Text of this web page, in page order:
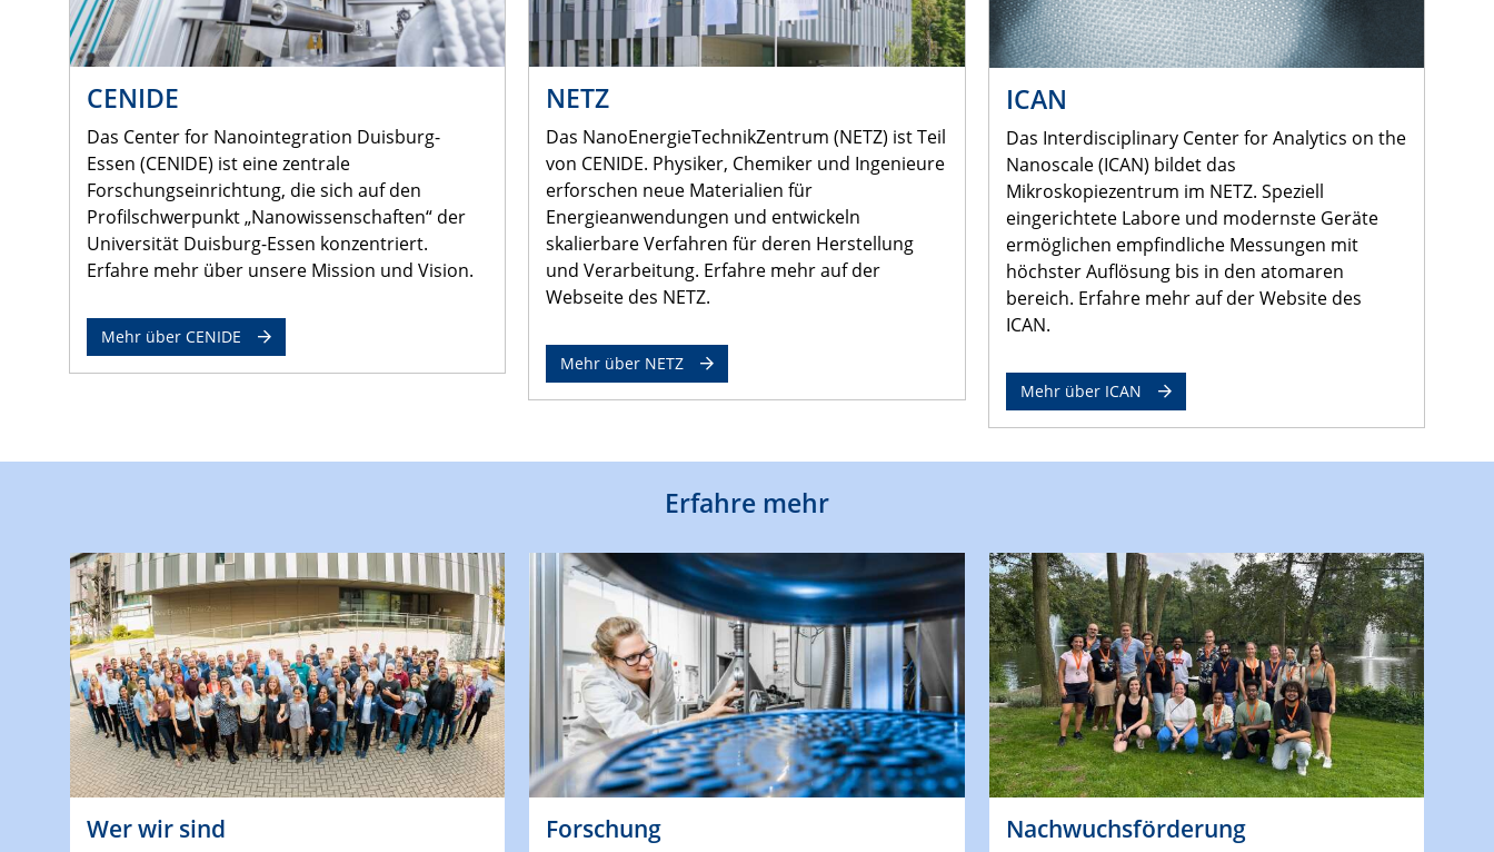
CENIDE
Das Center for Nanointegration Duisburg-
Essen (CENIDE) ist eine zentrale
Forschungseinrichtung, die sich auf den
Profilschwerpunkt „Nanowissenschaften“ der
Universität Duisburg-Essen konzentriert.
Erfahre mehr über unsere Mission und Vision.
Mehr über CENIDE
NETZ
Das NanoEnergieTechnikZentrum (NETZ) ist Teil
von CENIDE. Physiker, Chemiker und Ingenieure
erforschen neue Materialien für
Energieanwendungen und entwickeln
skalierbare Verfahren für deren Herstellung
und Verarbeitung. Erfahre mehr auf der
Webseite des NETZ.
Mehr über NETZ
ICAN
Das Interdisciplinary Center for Analytics on the
Nanoscale (ICAN) bildet das
Mikroskopiezentrum im NETZ. Speziell
eingerichtete Labore und modernste Geräte
ermöglichen empfindliche Messungen mit
höchster Auflösung bis in den atomaren
bereich. Erfahre mehr auf der Website des
ICAN.
Mehr über ICAN
Erfahre mehr
Wer wir sind Forschung Nachwuchsförderung